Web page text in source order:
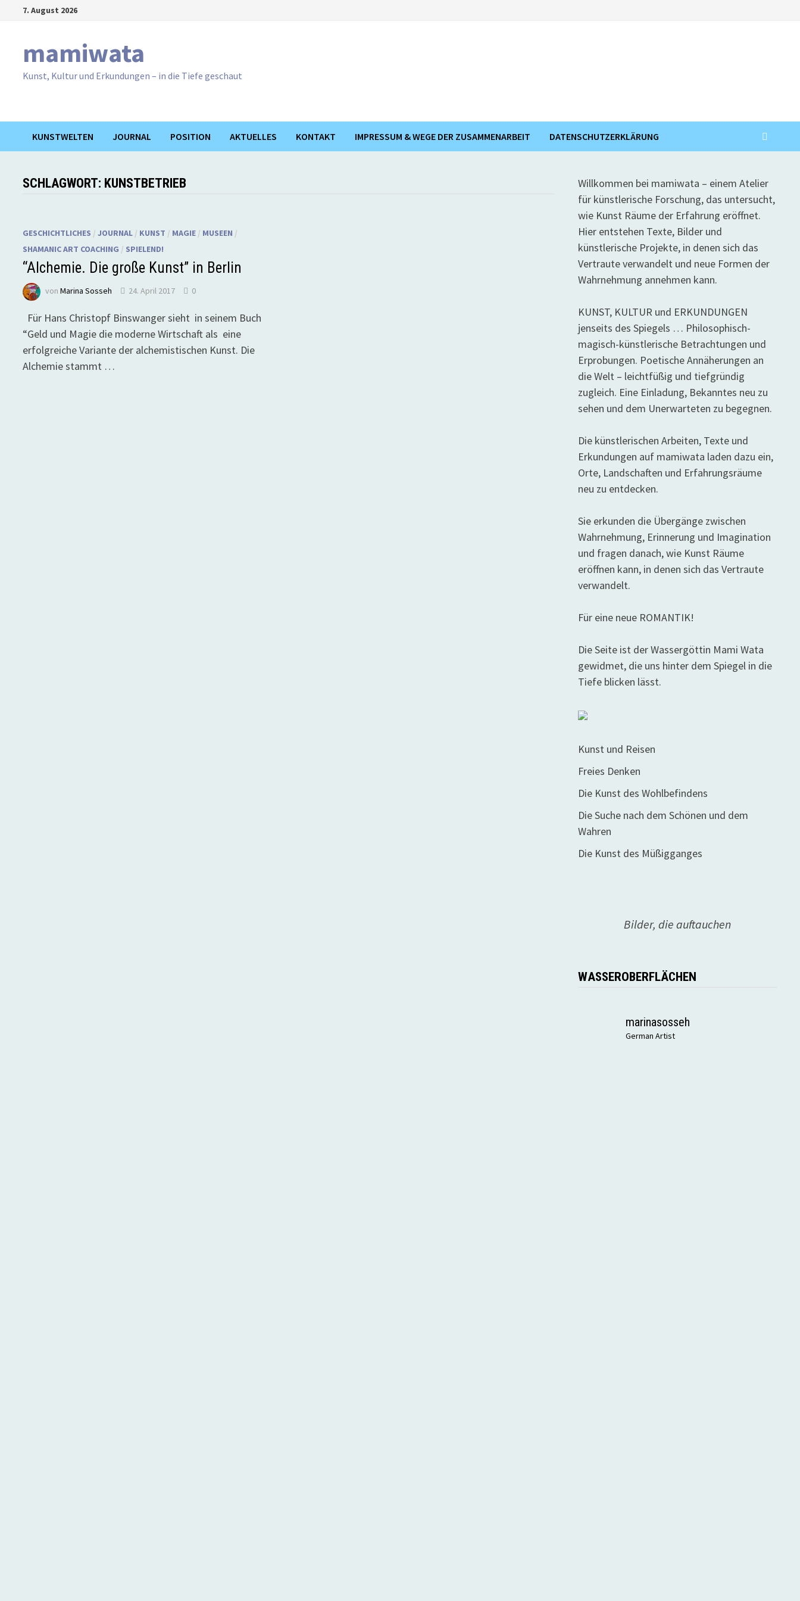
7. August 2026
mamiwata
Kunst, Kultur und Erkundungen – in die Tiefe geschaut
KUNSTWELTEN JOURNAL POSITION AKTUELLES KONTAKT IMPRESSUM & WEGE DER ZUSAMMENARBEIT DATENSCHUTZERKLÄRUNG
SCHLAGWORT: KUNSTBETRIEB
GESCHICHTLICHES /JOURNAL / KUNST / MAGIE / MUSEEN /
SHAMANIC ART COACHING / SPIELEND!
“Alchemie. Die große Kunst” in Berlin
vonMarina Sosseh 24. April 2017 0
Für Hans Christopf Binswanger sieht in seinem Buch
“Geld und Magie die moderne Wirtschaft als eine
erfolgreiche Variante der alchemistischen Kunst. Die
Alchemie stammt …
Willkommen bei mamiwata – einem Atelier
für künstlerische Forschung, das untersucht,
wie Kunst Räume der Erfahrung eröffnet.
Hier entstehen Texte, Bilder und
künstlerische Projekte, in denen sich das
Vertraute verwandelt und neue Formen der
Wahrnehmung annehmen kann.
KUNST, KULTUR und ERKUNDUNGEN
jenseits des Spiegels … Philosophisch-
magisch-künstlerische Betrachtungen und
Erprobungen. Poetische Annäherungen an
die Welt – leichtfüßig und tiefgründig
zugleich. Eine Einladung, Bekanntes neu zu
sehen und dem Unerwarteten zu begegnen.
Die künstlerischen Arbeiten, Texte und
Erkundungen auf mamiwata laden dazu ein,
Orte, Landschaften und Erfahrungsräume
neu zu entdecken.
Sie erkunden die Übergänge zwischen
Wahrnehmung, Erinnerung und Imagination
und fragen danach, wie Kunst Räume
eröffnen kann, in denen sich das Vertraute
verwandelt.
Für eine neue ROMANTIK!
Die Seite ist der Wassergöttin Mami Wata
gewidmet, die uns hinter dem Spiegel in die
Tiefe blicken lässt.
Kunst und Reisen
Freies Denken
Die Kunst des Wohlbefindens
Die Suche nach dem Schönen und dem
Wahren
Die Kunst des Müßigganges
Bilder, die auftauchen
WASSEROBERFLÄCHEN
marinasosseh
German Artist